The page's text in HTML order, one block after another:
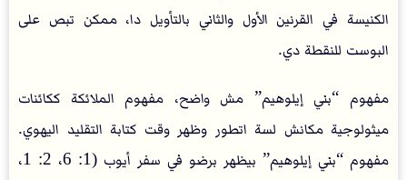
الكنيسة في القرنين الأول والثاني بالتأويل دا، ممكن تبص على
البوست للنقطة دي.
مفهوم “بني إيلوهيم” مش واضح، مفهوم الملائكة ككائنات
ميثولوجية مكانش لسة اتطور وظهر وقت كتابة التقليد اليهوي.
مفهوم “بني إيلوهيم” بيظهر برضو في سفر أيوب (1: 6، 2: 1،